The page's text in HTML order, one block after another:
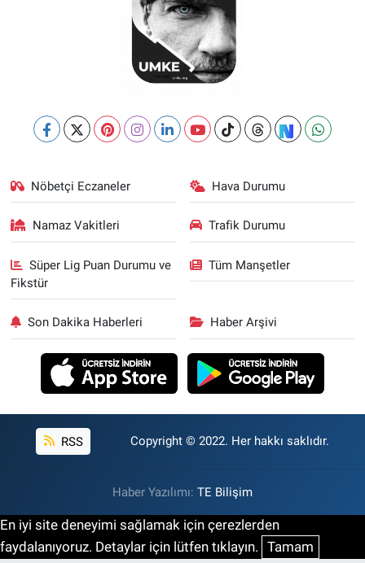
Nöbetçi Eczaneler Hava Durumu
Namaz Vakitleri Trafik Durumu
Süper Lig Puan Durumu ve
Fikstür
Tüm Manşetler
Son Dakika Haberleri Haber Arşivi
RSS Copyright © 2022. Her hakkı saklıdır.
Haber Yazılımı: TE Bilişim
En iyi site deneyimi sağlamak için çerezlerden
faydalanıyoruz. Detaylar için lütfen tıklayın. Tamam